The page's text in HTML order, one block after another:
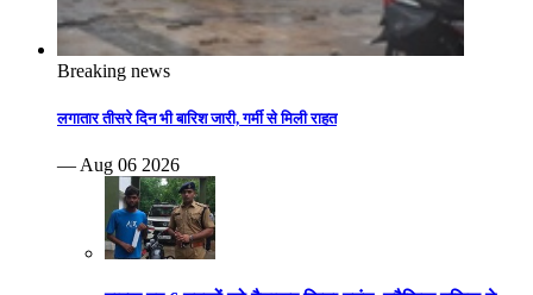
Breaking news
लगातार तीसरे दिन भी बारिश जारी, गर्मी से मिली राहत
— Aug 06 2026